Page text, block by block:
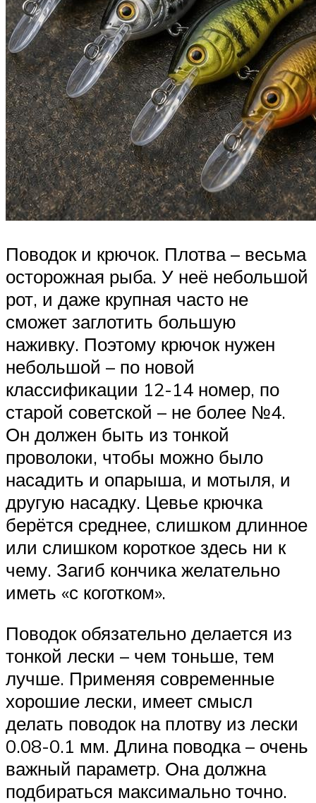
Поводок и крючок. Плотва – весьма
осторожная рыба. У неё небольшой
рот, и даже крупная часто не
сможет заглотить большую
наживку. Поэтому крючок нужен
небольшой – по новой
классификации 12-14 номер, по
старой советской – не более №4.
Он должен быть из тонкой
проволоки, чтобы можно было
насадить и опарыша, и мотыля, и
другую насадку. Цевье крючка
берётся среднее, слишком длинное
или слишком короткое здесь ни к
чему. Загиб кончика желательно
иметь «с коготком».
Поводок обязательно делается из
тонкой лески – чем тоньше, тем
лучше. Применяя современные
хорошие лески, имеет смысл
делать поводок на плотву из лески
0.08-0.1 мм. Длина поводка – очень
важный параметр. Она должна
подбираться максимально точно.